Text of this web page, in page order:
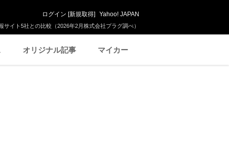
イト5社との比較（2026年2月株式会社プラグ調べ）
ログイン [新規取得] Yahoo! JAPAN
オリジナル記事 マイカー